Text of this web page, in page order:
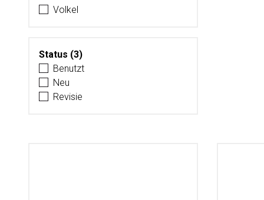
Volkel
Status (3)
Benutzt
Neu
Revisie